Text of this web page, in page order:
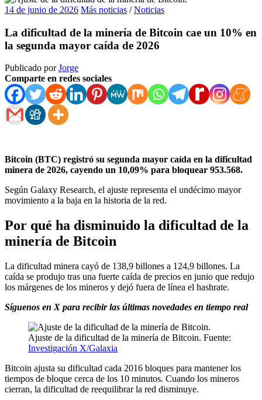
14 de junio de 2026 Más noticias /Noticias
La dificultad de la minería de Bitcoin cae un 10% en
la segunda mayor caída de 2026
Publicado porJorge
Comparte en redes sociales
Bitcoin (BTC) registró su segunda mayor caída en la dificultad
minera de 2026, cayendo un 10,09% para bloquear 953.568.
Según Galaxy Research, el ajuste representa el undécimo mayor
movimiento a la baja en la historia de la red.
Por qué ha disminuido la dificultad de la
minería de Bitcoin
La dificultad minera cayó de 138,9 billones a 124,9 billones. La
caída se produjo tras una fuerte caída de precios en junio que redujo
los márgenes de los mineros y dejó fuera de línea el hashrate.
Síguenos en X para recibir las últimas novedades en tiempo real
Ajuste de la dificultad de la minería de Bitcoin. Fuente:
Investigación X/Galaxia
Bitcoin ajusta su dificultad cada 2016 bloques para mantener los
tiempos de bloque cerca de los 10 minutos. Cuando los mineros
cierran, la dificultad de reequilibrar la red disminuye.